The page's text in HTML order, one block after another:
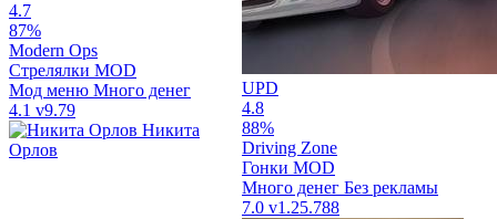
4.7
87%
Modern Ops
Стрелялки MOD
Мод меню Много денег
4.1 v9.79
Никита
Орлов
UPD
4.8
88%
Driving Zone
Гонки MOD
Много денег Без рекламы
7.0 v1.25.788